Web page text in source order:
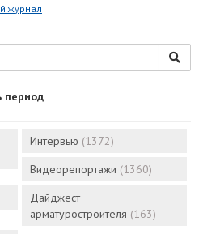
журнал
период
Интервью (1372)
Видеорепортажи (1360)
Дайджест
арматуростроителя (163)